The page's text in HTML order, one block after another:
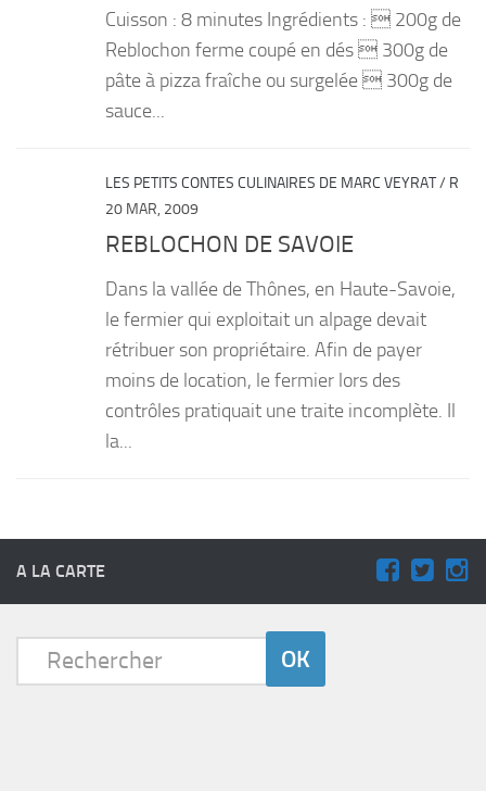
Cuisson : 8 minutes Ingrédients :  200g de
Reblochon ferme coupé en dés  300g de
pâte à pizza fraîche ou surgelée  300g de
sauce...
LES PETITS CONTES CULINAIRES DE MARC VEYRAT/ R
20 MAR, 2009
REBLOCHON DE SAVOIE
Dans la vallée de Thônes, en Haute-Savoie,
le fermier qui exploitait un alpage devait
rétribuer son propriétaire. Afin de payer
moins de location, le fermier lors des
contrôles pratiquait une traite incomplète. Il
la...
A LA CARTE